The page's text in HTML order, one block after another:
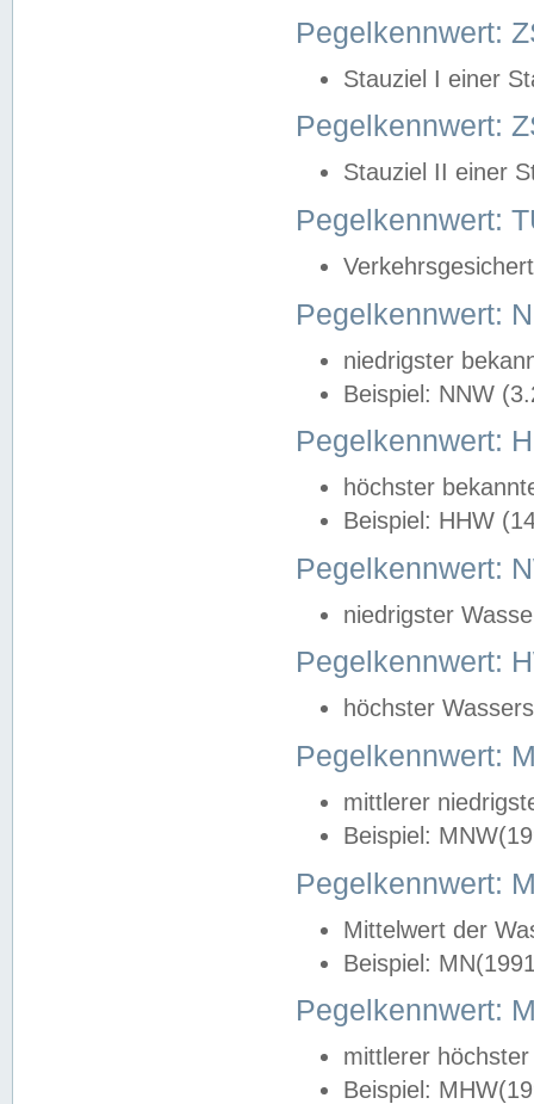
Pegelkennwert:
Stauziel I einer
Pegelkennwert:
Stauziel II einer
Pegelkennwert:
Pegelkennwert:
niedrigster
Beispiel: NNW
Pegelkennwert:
höchster
Beispiel: HHW
Pegelkennwert:
niedrigster
Pegelkennwert:
höchster
Pegelkennwert:
mittlerer
Beispiel:
Pegelkennwert:
Mittelwert der
Beispiel:
Pegelkennwert:
mittlerer
Beispiel: